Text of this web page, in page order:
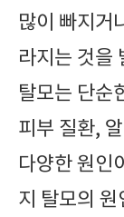
많이 빠지거
라지는 것을
탈모는 단순
피부 질환,
다양한 원인
지 탈모의 원